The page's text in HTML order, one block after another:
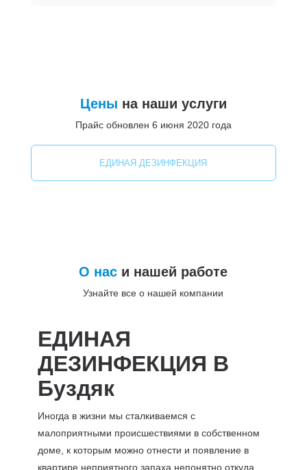
Цены на наши услуги
Прайс обновлен 6 июня 2020 года
ЕДИНАЯ ДЕЗИНФЕКЦИЯ
О нас и нашей работе
Узнайте все о нашей компании
ЕДИНАЯ
ДЕЗИНФЕКЦИЯ В
Буздяк
Иногда в жизни мы сталкиваемся с
малоприятными происшествиями в собственном
доме, к которым можно отнести и появление в
квартире неприятного запаха непонятно откуда,